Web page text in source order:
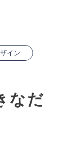
イン
なだ